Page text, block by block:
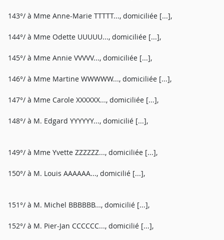
143°/ à Mme Anne-Marie TTTTT..., domiciliée [...],
144°/ à Mme Odette UUUUU..., domiciliée [...],
145°/ à Mme Annie VVVVV..., domiciliée [...],
146°/ à Mme Martine WWWWW..., domiciliée [...],
147°/ à Mme Carole XXXXXX..., domiciliée [...],
148°/ à M. Edgard YYYYYY..., domicilié [...],
149°/ à Mme Yvette ZZZZZZ..., domiciliée [...],
150°/ à M. Louis AAAAAA..., domicilié [...],
151°/ à M. Michel BBBBBB..., domicilié [...],
152°/ à M. Pier-Jan CCCCCC..., domicilié [...],